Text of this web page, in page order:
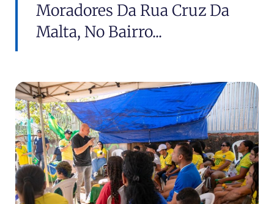
Moradores Da Rua Cruz Da
Malta, No Bairro...